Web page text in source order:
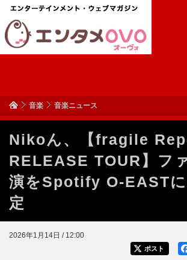
音楽 音楽ニュース
Nikoん、【fragile
RELEASE TOUR】フ
演をSpotify O-EASTに
定
2026年1月14日 / 12:00
ポスト